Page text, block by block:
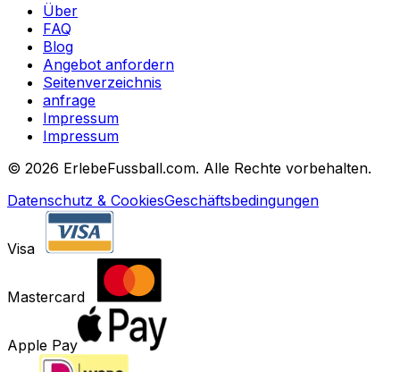
Über
FAQ
Blog
Angebot anfordern
Seitenverzeichnis
anfrage
Impressum
Impressum
© 2026 ErlebeFussball.com. Alle Rechte vorbehalten.
Datenschutz & CookiesGeschäftsbedingungen
Visa
Mastercard
Apple Pay